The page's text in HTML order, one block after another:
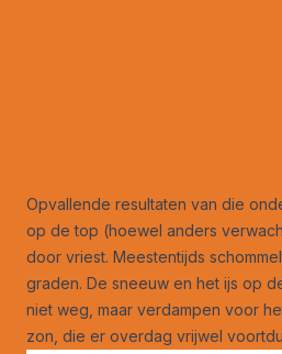
Opvallende resultaten van die
op de top (hoewel anders
door vriest. Meestentijds
graden. De sneeuw en het ijs op
niet weg, maar verdampen voor
zon, die er overdag vrijwel